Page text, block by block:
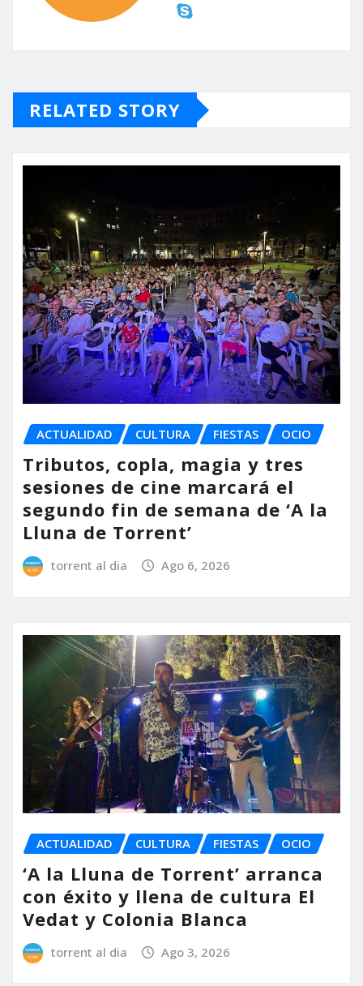
RELATED STORY
ACTUALIDAD CULTURA FIESTAS OCIO
Tributos, copla, magia y tres
sesiones de cine marcará el
segundo fin de semana de ‘A la
Lluna de Torrent’
torrent al dia Ago 6, 2026
ACTUALIDAD CULTURA FIESTAS OCIO
‘A la Lluna de Torrent’ arranca
con éxito y llena de cultura El
Vedat y Colonia Blanca
torrent al dia Ago 3, 2026